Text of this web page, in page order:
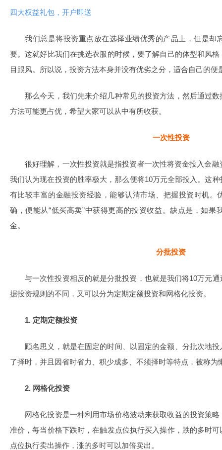
四大权益礼包，开户即送
我们总是将投资重点放在选择业绩优秀的产品上，但是却
要。这就好比我们在挑选衣服的时候，要了解自己的体型和风
目跟风。所以说，投资方法本身并没有优劣之分，适合自己的便
那么今天，我们先来介绍几种常见的投资方法，然后通过
方法可能更占优，希望大家可以从中有所收获。
一次性投资
很好理解，一次性投资就是指投资者一次性将资金投入金
我们认为现在投资的胜率极大，那么便将10万元全部投入。这
有比较丰富的金融投资经验，能够认清市场、把握投资时机。
确，便能从“低买高卖”中获得更高的投资收益。缺点是，如果
金。
分批投资
与一次性投资相反的就是分批投资，也就是我们将10万元
据投资规则的不同，又可以分为定期定额投资和网格化投资。
1. 定期定额投资
顾名思义，就是在固定的时间、以固定的金额、分批次地
了择时，并且因省时省力、积少成多、不须择时等特点，被称为
2. 网格化投资
网格化投资是一种利用市场价格波动来获取收益的投资策
准价，每当价格下跌时，在触发点位执行买入操作，跌的多时
点位执行卖出操作，涨的多时可以加倍卖出。